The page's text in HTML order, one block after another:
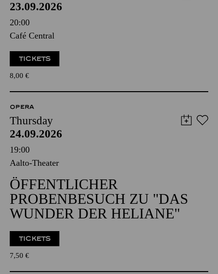
23.09.2026
20:00
Café Central
TICKETS
8,00 €
OPERA
Thursday
24.09.2026
19:00
Aalto-Theater
ÖFFENTLICHER
PROBENBESUCH ZU "DAS
WUNDER DER HELIANE"
TICKETS
7,50 €